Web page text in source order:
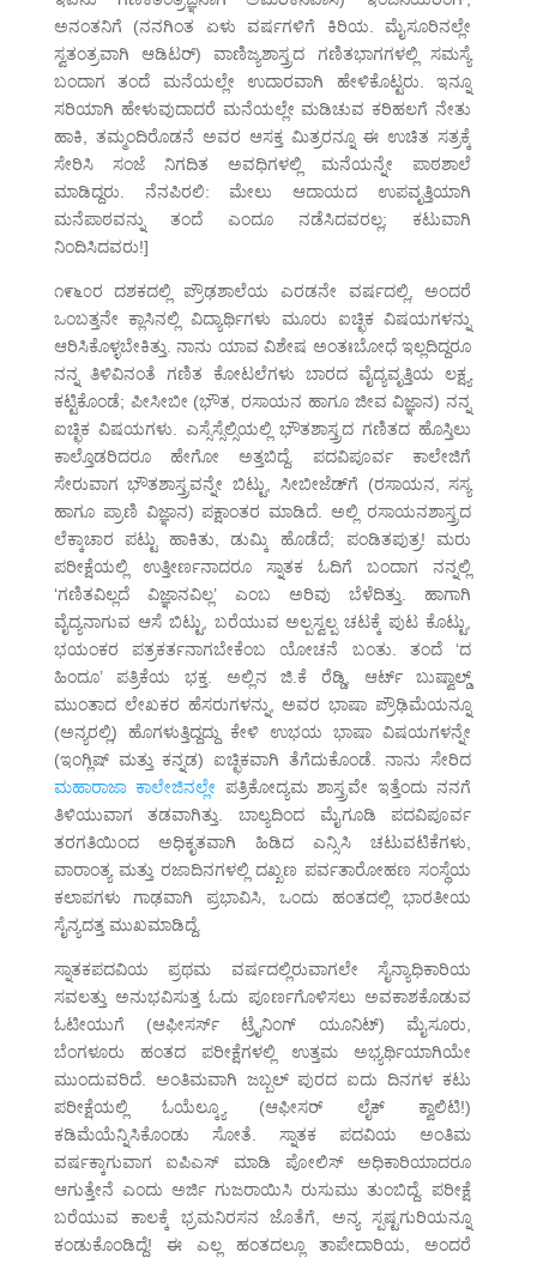
ಅನಂತನಿಗೆ (ನನಗಿಂತ ಏಳು ವರ್ಷಗಳಿಗೆ ಕಿರಿಯ. ಮೈಸೂರಿನಲ್ಲೇ
ಸ್ವತಂತ್ರವಾಗಿ ಆಡಿಟರ್) ವಾಣಿಜ್ಯಶಾಸ್ತ್ರದ ಗಣಿತಭಾಗಗಳಲ್ಲಿ ಸಮಸ್ಯೆ
ಬಂದಾಗ ತಂದೆ ಮನೆಯಲ್ಲೇ ಉದಾರವಾಗಿ ಹೇಳಿಕೊಟ್ಟರು. ಇನ್ನೂ
ಸರಿಯಾಗಿ ಹೇಳುವುದಾದರೆ ಮನೆಯಲ್ಲೇ ಮಡಿಚುವ ಕರಿಹಲಗೆ ನೇತು
ಹಾಕಿ, ತಮ್ಮಂದಿರೊಡನೆ ಅವರ ಆಸಕ್ತ ಮಿತ್ರರನ್ನೂ ಈ ಉಚಿತ ಸತ್ರಕ್ಕೆ
ಸೇರಿಸಿ ಸಂಜೆ ನಿಗದಿತ ಅವಧಿಗಳಲ್ಲಿ ಮನೆಯನ್ನೇ ಪಾಠಶಾಲೆ
ಮಾಡಿದ್ದರು. ನೆನಪಿರಲಿ: ಮೇಲು ಆದಾಯದ ಉಪವೃತ್ತಿಯಾಗಿ
ಮನೆಪಾಠವನ್ನು ತಂದೆ ಎಂದೂ ನಡೆಸಿದವರಲ್ಲ; ಕಟುವಾಗಿ
ನಿಂದಿಸಿದವರು!]
೧೯೬೦ರ ದಶಕದಲ್ಲಿ ಪ್ರೌಢಶಾಲೆಯ ಎರಡನೇ ವರ್ಷದಲ್ಲಿ, ಅಂದರೆ
ಒಂಬತ್ತನೇ ಕ್ಲಾಸಿನಲ್ಲಿ ವಿದ್ಯಾರ್ಥಿಗಳು ಮೂರು ಐಚ್ಛಿಕ ವಿಷಯಗಳನ್ನು
ಆರಿಸಿಕೊಳ್ಳಬೇಕಿತ್ತು. ನಾನು ಯಾವ ವಿಶೇಷ ಅಂತಃಬೋಧೆ ಇಲ್ಲದಿದ್ದರೂ
ನನ್ನ ತಿಳಿವಿನಂತೆ ಗಣಿತ ಕೋಟಲೆಗಳು ಬಾರದ ವೈದ್ಯವೃತ್ತಿಯ ಲಕ್ಷ್ಯ
ಕಟ್ಟಿಕೊಂಡೆ; ಪೀಸೀಬೀ (ಭೌತ, ರಸಾಯನ ಹಾಗೂ ಜೀವ ವಿಜ್ಞಾನ) ನನ್ನ
ಐಚ್ಛಿಕ ವಿಷಯಗಳು. ಎಸ್ಸೆಸ್ಸೆಲ್ಸಿಯಲ್ಲಿ ಭೌತಶಾಸ್ತ್ರದ ಗಣಿತದ ಹೊಸ್ತಿಲು
ಕಾಲ್ತೊಡರಿದರೂ ಹೇಗೋ ಅತ್ತಬಿದ್ದೆ. ಪದವಿಪೂರ್ವ ಕಾಲೇಜಿಗೆ
ಸೇರುವಾಗ ಭೌತಶಾಸ್ತ್ರವನ್ನೇ ಬಿಟ್ಟು, ಸೀಬೀಜೆಡ್‌ಗೆ (ರಸಾಯನ, ಸಸ್ಯ
ಹಾಗೂ ಪ್ರಾಣಿ ವಿಜ್ಞಾನ) ಪಕ್ಷಾಂತರ ಮಾಡಿದೆ. ಅಲ್ಲಿ ರಸಾಯನಶಾಸ್ತ್ರದ
ಲೆಕ್ಕಾಚಾರ ಪಟ್ಟು ಹಾಕಿತು, ಡುಮ್ಕಿ ಹೊಡೆದೆ; ಪಂಡಿತಪುತ್ರ! ಮರು
ಪರೀಕ್ಷೆಯಲ್ಲಿ ಉತ್ತೀರ್ಣನಾದರೂ ಸ್ನಾತಕ ಓದಿಗೆ ಬಂದಾಗ ನನ್ನಲ್ಲಿ
‘ಗಣಿತವಿಲ್ಲದೆ ವಿಜ್ಞಾನವಿಲ್ಲ’ ಎಂಬ ಅರಿವು ಬೆಳೆದಿತ್ತು. ಹಾಗಾಗಿ
ವೈದ್ಯನಾಗುವ ಆಸೆ ಬಿಟ್ಟು, ಬರೆಯುವ ಅಲ್ಪಸ್ವಲ್ಪ ಚಟಕ್ಕೆ ಪುಟ ಕೊಟ್ಟು,
ಭಯಂಕರ ಪತ್ರಕರ್ತನಾಗಬೇಕೆಂಬ ಯೋಚನೆ ಬಂತು. ತಂದೆ ‘ದ
ಹಿಂದೂ’ ಪತ್ರಿಕೆಯ ಭಕ್ತ. ಅಲ್ಲಿನ ಜಿ.ಕೆ ರೆಡ್ಡಿ, ಆರ್ಟ್ ಬುಷ್ವಾಲ್ಡ್
ಮುಂತಾದ ಲೇಖಕರ ಹೆಸರುಗಳನ್ನು, ಅವರ ಭಾಷಾ ಪ್ರೌಢಿಮೆಯನ್ನೂ
(ಅನ್ಯರಲ್ಲಿ) ಹೊಗಳುತ್ತಿದ್ದದ್ದು ಕೇಳಿ ಉಭಯ ಭಾಷಾ ವಿಷಯಗಳನ್ನೇ
(ಇಂಗ್ಲಿಷ್ ಮತ್ತು ಕನ್ನಡ) ಐಚ್ಛಿಕವಾಗಿ ತೆಗೆದುಕೊಂಡೆ. ನಾನು ಸೇರಿದ
ಮಹಾರಾಜಾ ಕಾಲೇಜಿನಲ್ಲೇ ಪತ್ರಿಕೋದ್ಯಮ ಶಾಸ್ತ್ರವೇ ಇತ್ತೆಂದು ನನಗೆ
ತಿಳಿಯುವಾಗ ತಡವಾಗಿತ್ತು. ಬಾಲ್ಯದಿಂದ ಮೈಗೂಡಿ ಪದವಿಪೂರ್ವ
ತರಗತಿಯಿಂದ ಅಧಿಕೃತವಾಗಿ ಹಿಡಿದ ಎನ್ಸಿಸಿ ಚಟುವಟಿಕೆಗಳು,
ವಾರಾಂತ್ಯ ಮತ್ತು ರಜಾದಿನಗಳಲ್ಲಿ ದಖ್ಖಣ ಪರ್ವತಾರೋಹಣ ಸಂಸ್ಥೆಯ
ಕಲಾಪಗಳು ಗಾಢವಾಗಿ ಪ್ರಭಾವಿಸಿ, ಒಂದು ಹಂತದಲ್ಲಿ ಭಾರತೀಯ
ಸೈನ್ಯದತ್ತ ಮುಖಮಾಡಿದ್ದೆ.
ಸ್ನಾತಕಪದವಿಯ ಪ್ರಥಮ ವರ್ಷದಲ್ಲಿರುವಾಗಲೇ ಸೈನ್ಯಾಧಿಕಾರಿಯ
ಸವಲತ್ತು ಅನುಭವಿಸುತ್ತ ಓದು ಪೂರ್ಣಗೊಳಿಸಲು ಅವಕಾಶಕೊಡುವ
ಓಟೀಯುಗೆ (ಆಫೀಸರ್ಸ್ ಟ್ರೈನಿಂಗ್ ಯೂನಿಟ್) ಮೈಸೂರು,
ಬೆಂಗಳೂರು ಹಂತದ ಪರೀಕ್ಷೆಗಳಲ್ಲಿ ಉತ್ತಮ ಅಭ್ಯರ್ಥಿಯಾಗಿಯೇ
ಮುಂದುವರಿದೆ. ಅಂತಿಮವಾಗಿ ಜಬ್ಬಲ್ ಪುರದ ಐದು ದಿನಗಳ ಕಟು
ಪರೀಕ್ಷೆಯಲ್ಲಿ ಓಯೆಲ್ಕ್ಯೂ (ಆಫೀಸರ್ ಲೈಕ್ ಕ್ವಾಲಿಟಿ!)
ಕಡಿಮೆಯೆನ್ನಿಸಿಕೊಂಡು ಸೋತೆ. ಸ್ನಾತಕ ಪದವಿಯ ಅಂತಿಮ
ವರ್ಷಕ್ಕಾಗುವಾಗ ಐಪಿಎಸ್ ಮಾಡಿ ಪೋಲಿಸ್ ಅಧಿಕಾರಿಯಾದರೂ
ಆಗುತ್ತೇನೆ ಎಂದು ಅರ್ಜಿ ಗುಜರಾಯಿಸಿ ರುಸುಮು ತುಂಬಿದ್ದೆ. ಪರೀಕ್ಷೆ
ಬರೆಯುವ ಕಾಲಕ್ಕೆ ಭ್ರಮನಿರಸನ ಜೊತೆಗೆ, ಅನ್ಯ ಸ್ಪಷ್ಟಗುರಿಯನ್ನೂ
ಕಂಡುಕೊಂಡಿದ್ದೆ! ಈ ಎಲ್ಲ ಹಂತದಲ್ಲೂ ತಾಪೇದಾರಿಯ, ಅಂದರೆ